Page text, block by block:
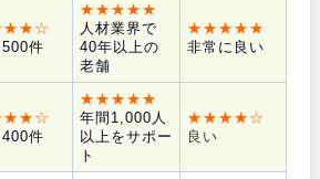
件
★★★★★
人材業界で
40年以上の
老舗
★★★★★
非常に良い
件
★★★★★
年間1,000人
以上をサポー
ト
★★★★☆
良い